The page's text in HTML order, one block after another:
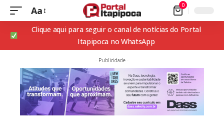
Aa 0
Clique aqui para seguir o canal de notícias do Portal
Itapipoca no WhatsApp
- Publicidade -